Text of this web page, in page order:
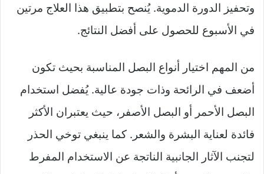
وتحفيز الدورة الدموية. يُنصح بتطبيق هذا العلاج مرتين
في الأسبوع للحصول على أفضل النتائج.
من المهم اختيار أنواع البصل المناسبة بحيث تكون
أضعف في الرائحة وذات جودة عالية. يُفضل استخدام
البصل الأحمر أو البصل الأصفر، حيث يعتبران الأكثر
فائدة لعناية البشرة والشعر. كما ينبغي توخي الحذر
لتجنب الآثار الجانبية الناتجة عن الاستخدام المفرط